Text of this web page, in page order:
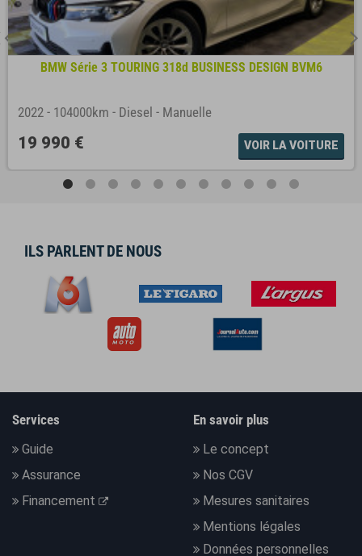
BMW Série 3 TOURING 318d BUSINESS DESIGN BVM6
2022 - 104000km - Diesel - Manuelle
19 990 € VOIR LA VOITURE
ILS PARLENT DE NOUS
Services
Guide
Assurance
Financement
En savoir plus
Le concept
Nos CGV
Mesures sanitaires
Mentions légales
Données personnelles